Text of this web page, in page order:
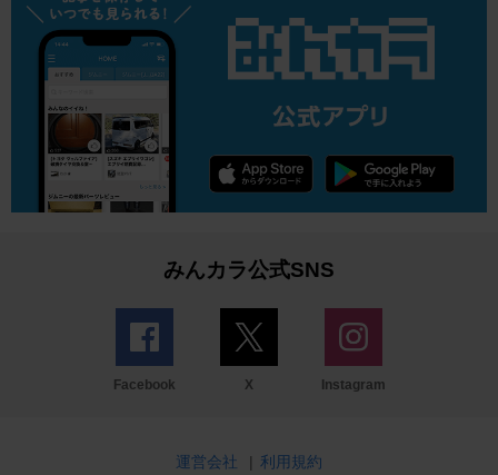
みんカラ公式SNS
Facebook X Instagram
運営会社 | 利用規約